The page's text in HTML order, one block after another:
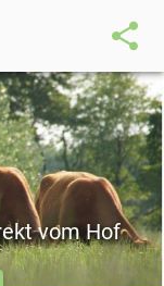
share
vom Hof